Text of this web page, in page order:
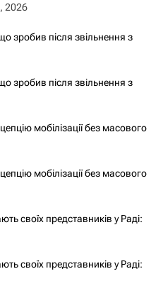
2026
зробив після звільнення з
зробив після звільнення з
мобілізації без масового
мобілізації без масового
своїх представників у Раді:
своїх представників у Раді: